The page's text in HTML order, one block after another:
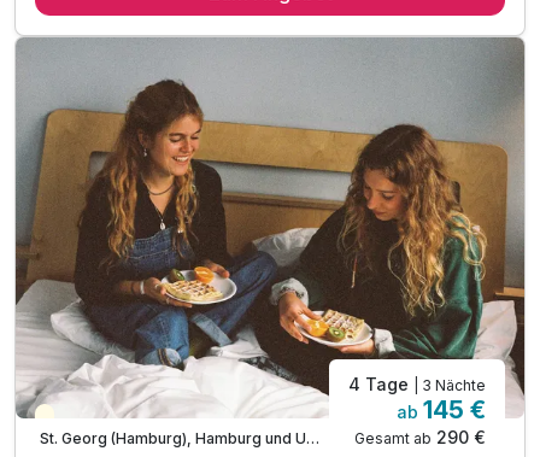
Teilweise ausgelastet
St. Georg (Hamburg), Hamburg und Umgebung
4 Tage | 3 Nächte
ab 145 €
Gesamt ab 290 €